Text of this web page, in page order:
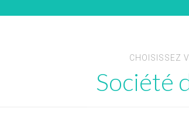
CHOISISSEZ
Société